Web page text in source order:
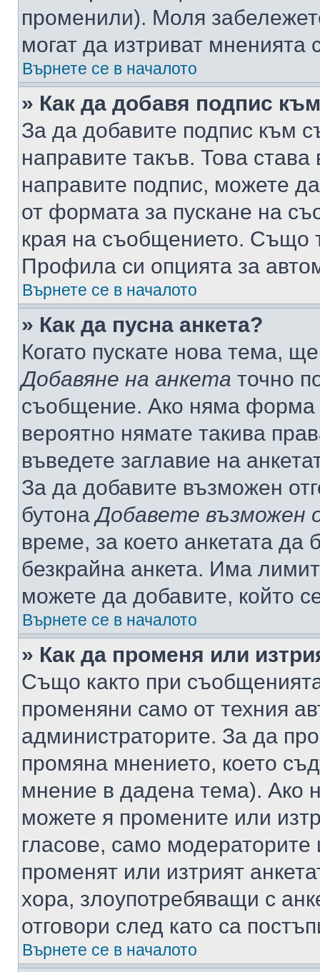
променили). Моля
могат да изтриват мненията
Върнете се в началото
» Как да добавя подпис
За да добавите подпис към
направите такъв. Това
направите подпис, можете
от формата за пускане на
края на съобщението. Също
Профила си опцията за
Върнете се в началото
» Как да пусна анкета?
Когато пускате нова тема,
Добавяне на анкета точно
съобщение. Ако няма форма
вероятно нямате такива
въведете заглавие на
За да добавите възможен
бутонаДобавете възможен
време, за което анкетата да
безкрайна анкета. Има
можете да добавите, който
Върнете се в началото
» Как да променя или
Също както при
променяни само от техния
администраторите. За да
промяна мнението, което
мнение в дадена тема). Ако
можете я промените или
гласове, само
променят или изтрият
хора, злоупотребяващи с
отговори след като са
Върнете се в началото